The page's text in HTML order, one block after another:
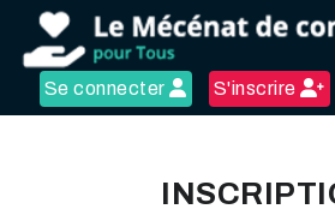
Se connecter S'inscrire